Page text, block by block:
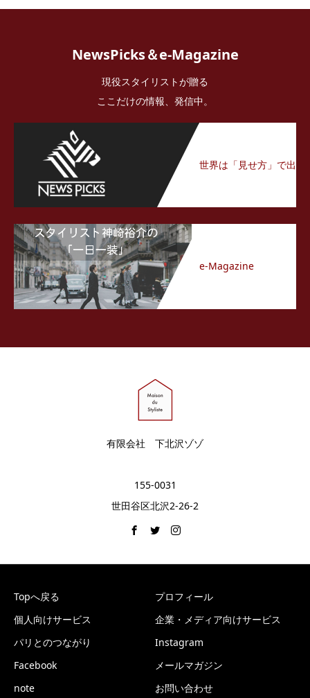
NewsPicks＆e-Magazine
現役スタイリストが贈る
ここだけの情報、発信中。
NewsPicksトピックス
世界は「見せ方」で出
e-Magazine
有限会社 下北沢ゾゾ
155-0031
世田谷区北沢2-26-2
Topへ戻る
プロフィール
個人向けサービス
企業・メディア向けサービス
パリとのつながり
Instagram
Facebook
メールマガジン
note
お問い合わせ